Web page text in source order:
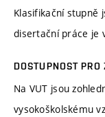
Klasifikační stupně
disertační práce je
DOSTUPNOST PRO
Na VUT jsou
vysokoškolskému